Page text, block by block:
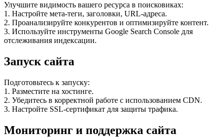
Улучшите видимость вашего ресурса в поисковиках:
1. Настройте мета-теги, заголовки, URL-адреса.
2. Проанализируйте конкурентов и оптимизируйте контент.
3. Используйте инструменты Google Search Console для
отслеживания индексации.
Запуск сайта
Подготовьтесь к запуску:
1. Разместите на хостинге.
2. Убедитесь в корректной работе с использованием CDN.
3. Настройте SSL-сертификат для защиты трафика.
Мониторинг и поддержка сайта